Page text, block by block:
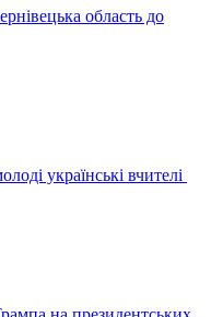
область до
українські вчителі